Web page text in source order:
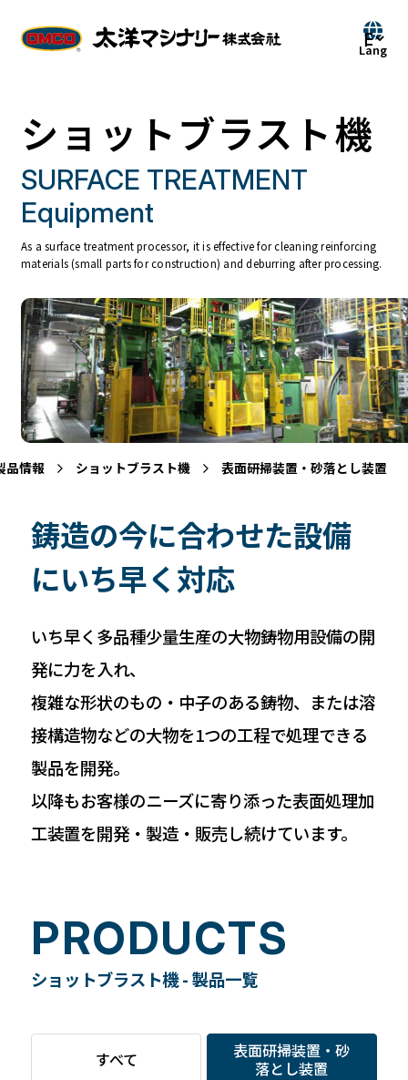
ショットブラスト機
SURFACE TREATMENT
Equipment
As a surface treatment processor, it is effective for cleaning reinforcing
materials (small parts for construction) and deburring after processing.
品情報 ショットブラスト機 表面研掃装置・砂落とし装置
鋳造の今に合わせた設備
にいち早く対応
いち早く多品種少量生産の大物鋳物用設備の開
発に力を入れ、
複雑な形状のもの・中子のある鋳物、または溶
接構造物などの大物を1つの工程で処理できる
製品を開発。
以降もお客様のニーズに寄り添った表面処理加
工装置を開発・製造・販売し続けています。
PRODUCTS
ショットブラスト機 - 製品一覧
すべて
表面研掃装置・砂
落とし装置